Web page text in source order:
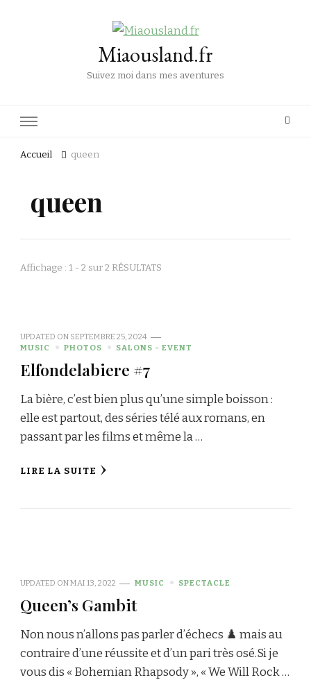
Miaousland.fr
Suivez moi dans mes aventures
Accueil queen
queen
Affichage : 1 - 2 sur 2 RÉSULTATS
UPDATED ON SEPTEMBRE 25, 2024
MUSIC
PHOTOS SALONS - EVENT
Elfondelabiere #7
La bière, c’est bien plus qu’une simple boisson :
elle est partout, des séries télé aux romans, en
passant par les films et même la …
LIRE LA SUITE
UPDATED ONMAI 13, 2022 MUSIC SPECTACLE
Queen’s Gambit
Non nous n’allons pas parler d’échecs ♟️ mais au
contraire d’une réussite et d’un pari très osé.Si je
vous dis « Bohemian Rhapsody », « We Will Rock …